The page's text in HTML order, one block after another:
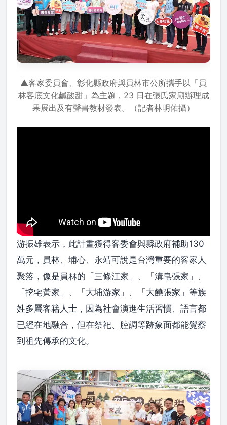
▲客家委員會、彰化縣政府與員林市公所攜手以「員
林客底文化鹹酸甜」為主題，23 日在張氏家廟辦理成
果展出及有聲書教材發表。（記者林明佑攝）
游振雄表示，此計畫獲得客委會與縣政府補助130
萬元，員林、埔心、永靖可說是台灣重要的客家人
聚落，像是員林的「三條江家」、「溝皂張家」、
「挖宅黃家」、「大埔游家」、「大饒張家」等族
姓多屬客籍人士，因為社會演進生活習慣、語言都
已經在地融合，但在祭祀、腔調等跡象面都能覺察
到祖先傳承的文化。